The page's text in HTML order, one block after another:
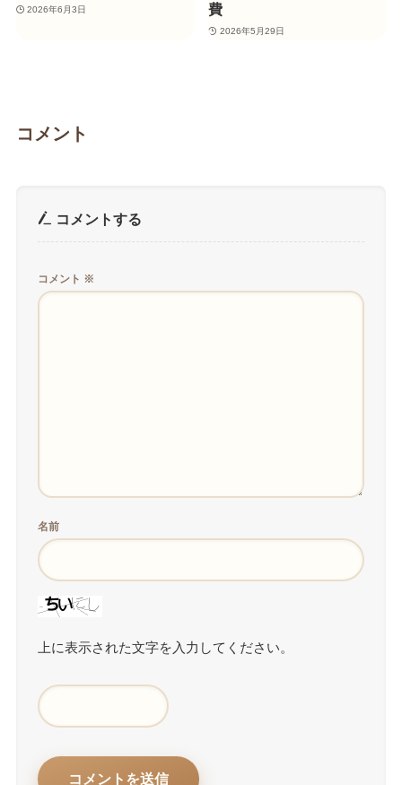
2026年6月3日
費
2026年5月29日
コメント
コメントする
コメント ※
名前
上に表示された文字を入力してください。